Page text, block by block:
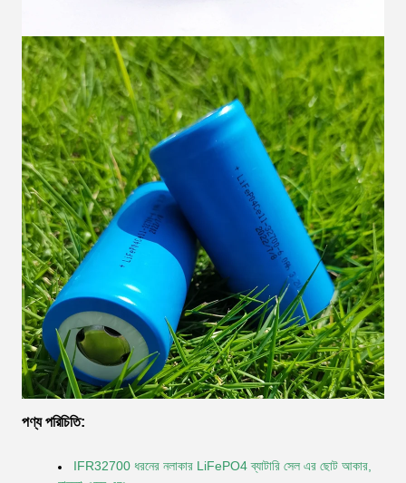
পণ্য পরিচিতি:
IFR32700 ধরনের নলাকার LiFePO4 ব্যাটারি সেল এর ছোট আকার,